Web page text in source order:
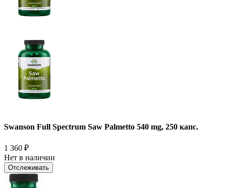
Swanson Full Spectrum Saw Palmetto 540 mg, 250 капс.
1 360 ₽
Нет в наличии
Отслеживать